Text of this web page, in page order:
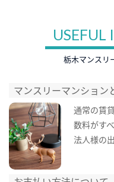
USEFUL
栃木マンスリ
マンスリーマンション
通常の賃
数料がす
法人様の